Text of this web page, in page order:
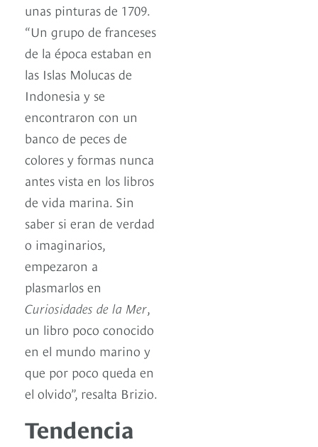
unas pinturas de 1709.
“Un grupo de franceses
de la época estaban en
las Islas Molucas de
Indonesia y se
encontraron con un
banco de peces de
colores y formas nunca
antes vista en los libros
de vida marina. Sin
saber si eran de verdad
o imaginarios,
empezaron a
plasmarlos en
Curiosidades de la Mer,
un libro poco conocido
en el mundo marino y
que por poco queda en
el olvido”, resalta Brizio.
Tendencia